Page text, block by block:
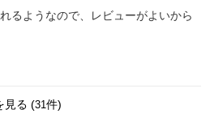
るようなので、レビューがよいから
見る (31 件)